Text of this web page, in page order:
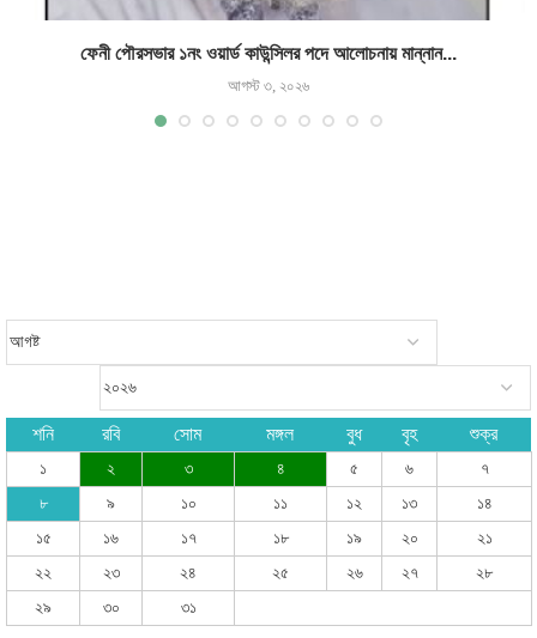
ফেনী পৌরসভার ১নং ওয়ার্ড কাউন্সিলর পদে আলোচনায় মান্নান...
আগস্ট ৩, ২০২৬
শনি রবি সোম মঙ্গল বুধ বৃহ শুক্র
১ ২ ৩ ৪ ৫ ৬
৭
৮
৯ ১০ ১১ ১২ ১৩
১৪
১৫
১৬ ১৭ ১৮ ১৯ ২০
২১
২২
২৩ ২৪ ২৫ ২৬ ২৭
২৮
২৯
৩০ ৩১